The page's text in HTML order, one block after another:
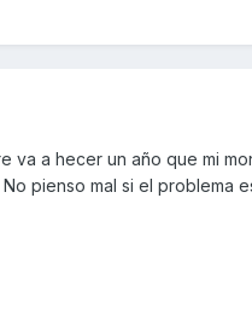
va a hecer un año que mi
pienso mal si el problema